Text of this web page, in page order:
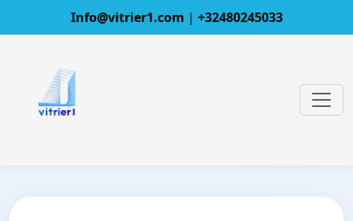
Info@vitrier1.com | +32480245033